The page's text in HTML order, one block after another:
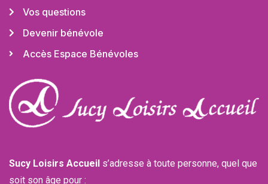
Vos questions
Devenir bénévole
Accès Espace Bénévoles
Sucy Loisirs Accueil s’adresse à toute personne, quel que
soit son âge pour :